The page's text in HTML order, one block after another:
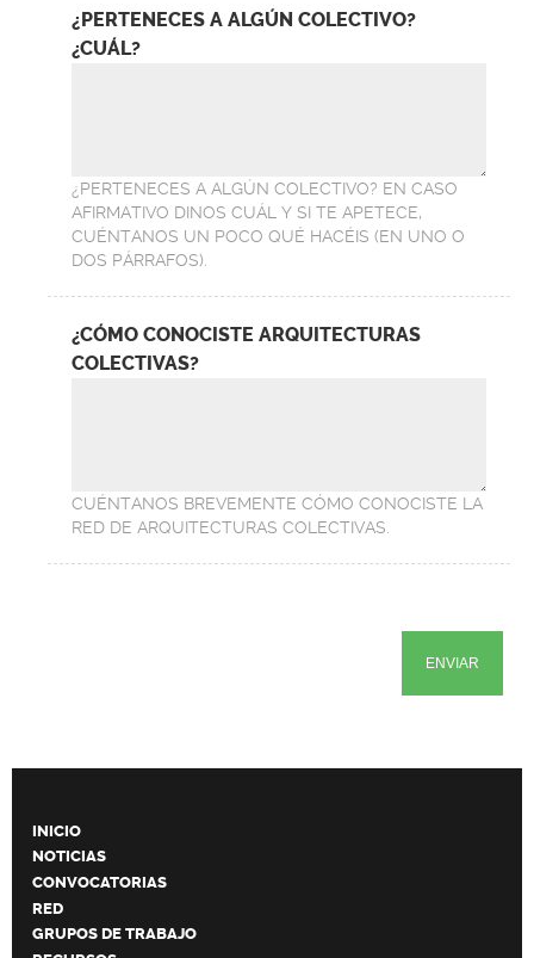
¿PERTENECES A ALGÚN COLECTIVO?
¿CUÁL?
¿PERTENECES A ALGÚN COLECTIVO? EN CASO
AFIRMATIVO DINOS CUÁL Y SI TE APETECE,
CUÉNTANOS UN POCO QUÉ HACÉIS (EN UNO O
DOS PÁRRAFOS).
¿CÓMO CONOCISTE ARQUITECTURAS
COLECTIVAS?
CUÉNTANOS BREVEMENTE CÓMO CONOCISTE LA
RED DE ARQUITECTURAS COLECTIVAS.
INICIO
NOTICIAS
CONVOCATORIAS
RED
GRUPOS DE TRABAJO